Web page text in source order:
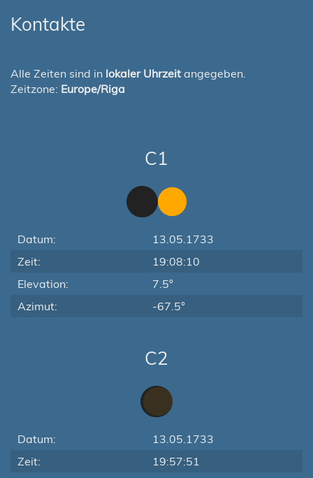
Kontakte
Alle Zeiten sind in lokaler Uhrzeit angegeben.
Zeitzone: Europe/Riga
C1
Datum:
13.05.1733
Zeit:
19:08:10
Elevation:
7.5°
Azimut:
-67.5°
C2
Datum:
13.05.1733
Zeit:
19:57:51